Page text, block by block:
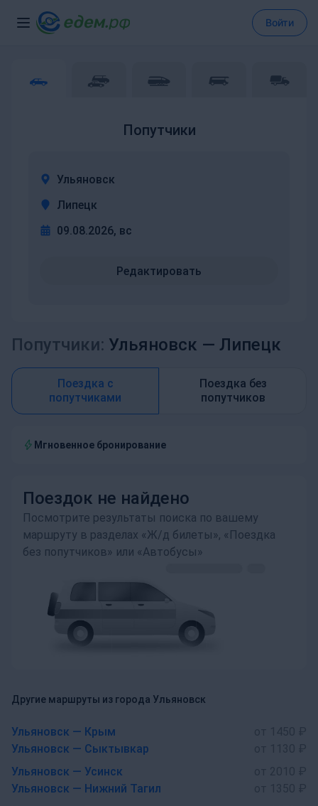
Войти
Попутчики
Ульяновск
Липецк
09.08.2026, вс
Редактировать
Попутчики: Ульяновск — Липецк
Поездка с
попутчиками
Поездка без
попутчиков
Мгновенное бронирование
Поездок не найдено
Посмотрите результаты поиска по вашему
маршруту в разделах «Ж/д билеты», «Поездка
без попутчиков» или «Автобусы»
Другие маршруты из города Ульяновск
Ульяновск — Крым
Ульяновск — Сыктывкар
Ульяновск — Усинск
Ульяновск — Нижний Тагил